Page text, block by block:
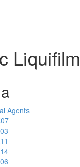
Liquifilm
Agents